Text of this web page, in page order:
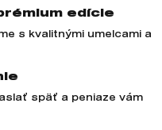
edície
s kvalitnými umelcami a
späť a peniaze vám